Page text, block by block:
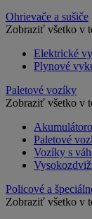
Ohrievače a sušiče
Zobraziť všetko v
Elektrické
Plynové
Paletové vozíky
Zobraziť všetko v
Paletové
Vozíky s
Policové a
Zobraziť všetko v